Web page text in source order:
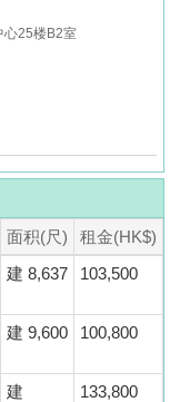
心25楼B2室
面积(尺)
租金(HK$)
建 8,637 103,500
建 9,600 100,800
建
133,800